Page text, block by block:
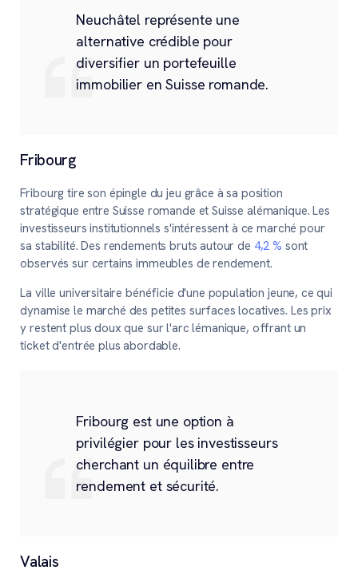
Neuchâtel représente une
alternative crédible pour
diversifier un portefeuille
immobilier en Suisse romande.
Fribourg
Fribourg tire son épingle du jeu grâce à sa position
stratégique entre Suisse romande et Suisse alémanique. Les
investisseurs institutionnels s'intéressent à ce marché pour
sa stabilité. Des rendements bruts autour de 4,2 % sont
observés sur certains immeubles de rendement.
La ville universitaire bénéficie d'une population jeune, ce qui
dynamise le marché des petites surfaces locatives. Les prix
y restent plus doux que sur l'arc lémanique, offrant un
ticket d'entrée plus abordable.
Fribourg est une option à
privilégier pour les investisseurs
cherchant un équilibre entre
rendement et sécurité.
Valais